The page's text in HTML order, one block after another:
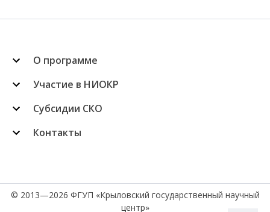
О программе
Участие в НИОКР
Субсидии СКО
Контакты
© 2013—2026 ФГУП «Крыловский государственный научный
центр»